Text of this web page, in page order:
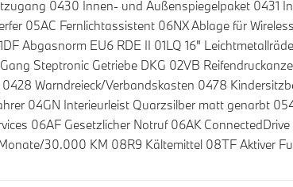
0430 Innen- und Außenspiegelpaket 0431
05AC Fernlichtassistent 06NX Ablage für
Abgasnorm EU6 RDE II 01LQ 16"
Steptronic Getriebe DKG 02VB
Warndreieck/Verbandskasten 0478
04GN Interieurleist Quarzsilber matt genarbt
06AF Gesetzlicher Notruf 06AK
30.000 KM 08R9 Kältemittel 08TF Aktiver